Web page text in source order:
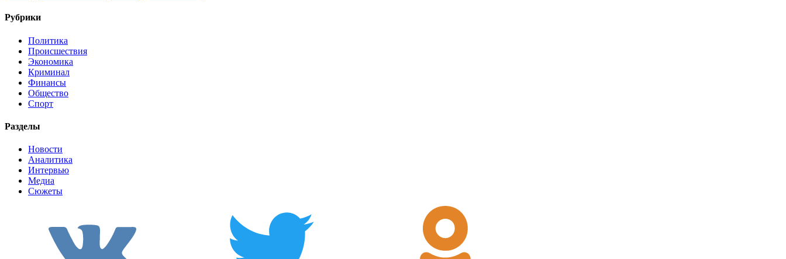
Рубрики
Политика
Происшествия
Экономика
Криминал
Финансы
Общество
Спорт
Разделы
Новости
Аналитика
Интервью
Медиа
Сюжеты